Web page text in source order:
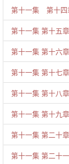
第十一集 第十四
第十一集 第十五
第十一集 第十六
第十一集 第十七
第十一集 第十八
第十一集 第十九
第十一集 第二十
第十一集 第二十